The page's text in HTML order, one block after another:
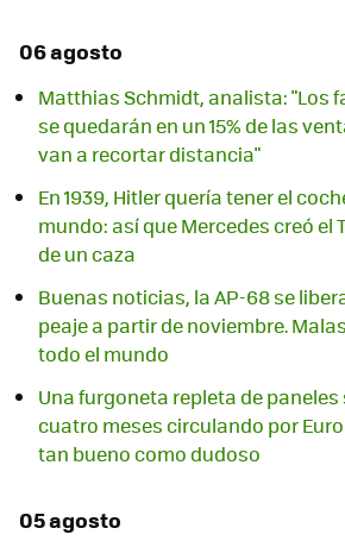
06 agosto
Matthias Schmidt, analista: "Los
se quedarán en un 15% de las
van a recortar distancia"
En 1939, Hitler quería tener el
mundo: así que Mercedes creó el
de un caza
Buenas noticias, la AP-68 se
peaje a partir de noviembre.
todo el mundo
Una furgoneta repleta de
cuatro meses circulando por
tan bueno como dudoso
05 agosto